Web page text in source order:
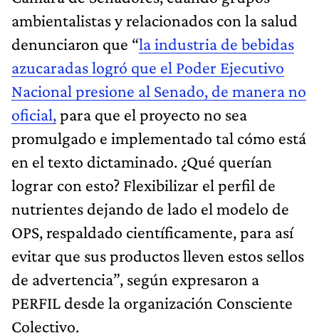
ambientalistas y relacionados con la salud
denunciaron que “la industria de bebidas
azucaradas logró que el Poder Ejecutivo
Nacional presione al Senado, de manera no
oficial,para que el proyecto no sea
promulgado e implementado tal cómo está
en el texto dictaminado. ¿Qué querían
lograr con esto? Flexibilizar el perfil de
nutrientes dejando de lado el modelo de
OPS, respaldado científicamente, para así
evitar que sus productos lleven estos sellos
de advertencia”, según expresaron a
PERFIL desde la organización Consciente
Colectivo.